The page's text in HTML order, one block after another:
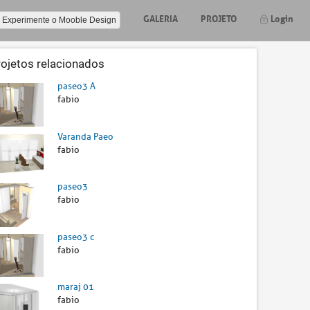
Experimente o Mooble Design GALERIA PROJETO Login
relacionados
paseo3 A
fabio
Varanda Paeo
fabio
paseo3
fabio
paseo3 c
fabio
maraj 01
fabio